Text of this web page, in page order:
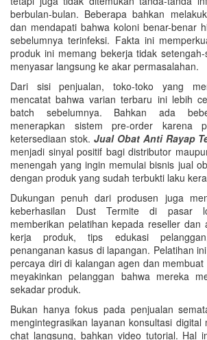
berbulan-bulan. Beberapa bahkan
dan mendapati bahwa koloni benar-benar
sebelumnya terinfeksi. Fakta ini
produk ini memang bekerja tidak
menyasar langsung ke akar permasalahan.
Dari sisi penjualan, toko-toko yang
mencatat bahwa varian terbaru ini lebih
batch sebelumnya. Bahkan ada
menerapkan sistem pre-order karena
ketersediaan stok. Jual Obat Anti Rayap
menjadi sinyal positif bagi distributor
menengah yang ingin memulai bisnis jual
dengan produk yang sudah terbukti laku
Dukungan penuh dari produsen juga
keberhasilan Dust Termite di pasar
memberikan pelatihan kepada reseller dan
kerja produk, tips edukasi
penanganan kasus di lapangan. Pelatihan
percaya diri di kalangan agen dan
meyakinkan pelanggan bahwa mereka
sekadar produk.
Bukan hanya fokus pada penjualan
mengintegrasikan layanan konsultasi digital
chat langsung, bahkan video tutorial. Hal